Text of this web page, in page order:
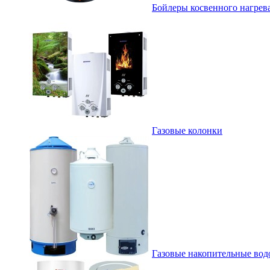
Бойлеры косвенного
Газовые колонки
Газовые накопительные